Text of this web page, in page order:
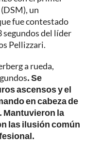
un
fue contestado
segundos del líder
Pellizzari.
a rueda,
. Se
ascensos y el
en cabeza de
Mantuvieron la
las ilusión común